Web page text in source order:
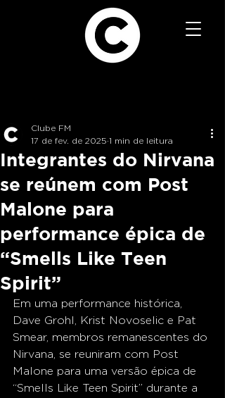
Integrantes do Nirvana
se reúnem com Post
Malone para
performance épica de
“Smells Like Teen
Spirit”
Clube FM
17 de fev. de 2025 1 min de leitura
Em uma performance histórica,
Dave Grohl, Krist Novoselic e Pat
Smear, membros remanescentes do
Nirvana, se reuniram com Post
Malone para uma versão épica de
“Smells Like Teen Spirit” durante a